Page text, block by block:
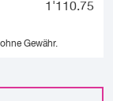
1'110.75
Gewähr.